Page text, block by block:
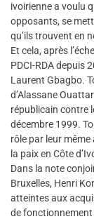
ivoirienne a voulu
opposants, se
qu’ils trouvent en
Et cela, après
PDCI-RDA depuis
Laurent Gbagbo.
d’Alassane
républicain contre
décembre 1999.
rôle par leur même
la paix en Côte
Dans la note
Bruxelles, Henri
atteintes aux
de fonctionnement